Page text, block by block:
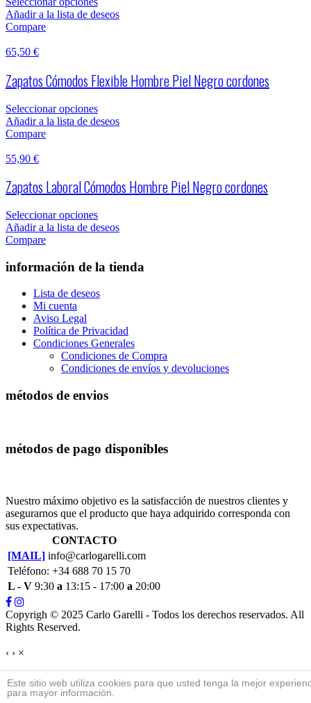
Añadir a la lista de deseos
Compare
65,50 €
Zapatos Cómodos Flexible Hombre Piel Negro cordones
Seleccionar opciones
Añadir a la lista de deseos
Compare
55,90 €
Zapatos Laboral Cómodos Hombre Piel Negro cordones
Seleccionar opciones
Añadir a la lista de deseos
Compare
información de la tienda
Lista de deseos
Mi cuenta
Aviso Legal
Política de Privacidad
Condiciones Generales
Condiciones de Compra
Condiciones de envíos y devoluciones
métodos de envios
métodos de pago disponibles
Nuestro máximo objetivo es la satisfacción de nuestros clientes y
asegurarnos que el producto que haya adquirido corresponda con
sus expectativas.
CONTACTO
[MAIL] info@carlogarelli.com
Teléfono: +34 688 70 15 70
L - V 9:30 a 13:15 - 17:00 a 20:00
Copyrigh © 2025 Carlo Garelli - Todos los derechos reservados. All
Rights Reserved.
‹ › ×
Este sitio web utiliza cookies para que usted tenga la mejor
para mayor información.